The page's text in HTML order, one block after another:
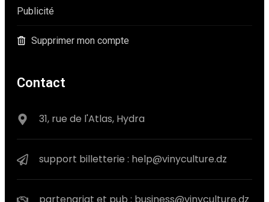
Publicité
Supprimer mon compte
Contact
31, rue de l'Atlas, Hydra
support billetterie : help@vinyculture.dz